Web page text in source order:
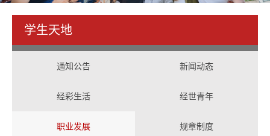
学生天地
通知公告 新闻动态
经彩生活 经世青年
职业发展 规章制度